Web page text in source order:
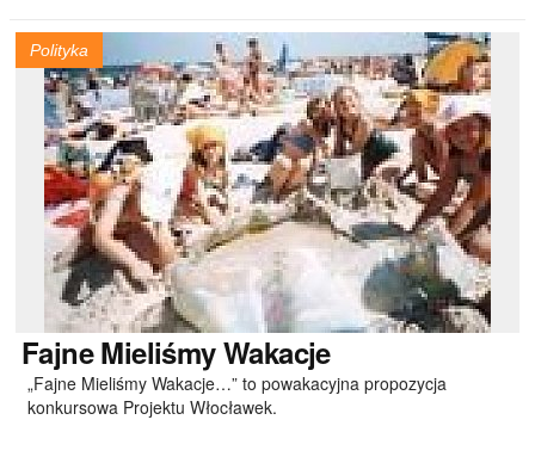
Polityka
FajneMieliśmy Wakacje
„Fajne Mieliśmy Wakacje…” to powakacyjna propozycja
konkursowa Projektu Włocławek.